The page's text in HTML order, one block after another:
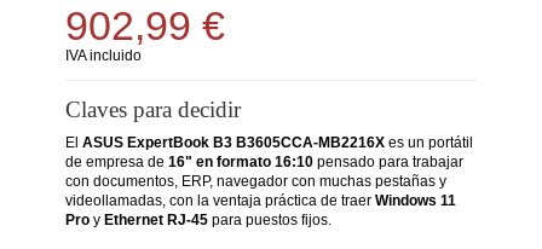
902,99 €
IVA incluido
Claves para decidir
El ASUS ExpertBook B3 B3605CCA-MB2216Xes un portátil
de empresa de 16" en formato 16:10pensado para trabajar
con documentos, ERP, navegador con muchas pestañas y
videollamadas, con la ventaja práctica de traer Windows 11
Proy Ethernet RJ-45para puestos fijos.